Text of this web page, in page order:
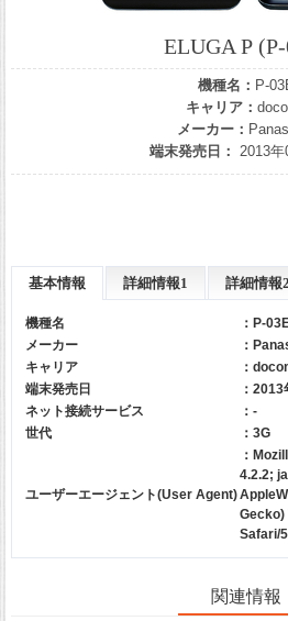
ELUGA P
機種名： P-
キャリア：
メーカー：
端末発売日： 2013年
基本情報 詳細情報1 詳細情報2
機種名
：P-
メーカー
：
キャリア
：
端末発売日
：
ネット接続サービス
：-
世代
：3G
ユーザーエージェント(User Agent)
：
4.2.2;
Gecko)
Safari/
関連情報